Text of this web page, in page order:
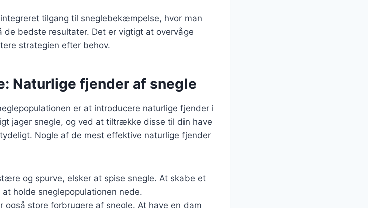
tilgang til sneglebekæmpelse, hvor man
bedste resultater. Det er vigtigt at overvåge
strategien efter behov.
Naturlige fjender af snegle
er at introducere naturlige fjender i
jager snegle, og ved at tiltrække disse til din have
Nogle af de mest effektive naturlige fjender
og spurve, elsker at spise snegle. At skabe et
holde sneglepopulationen nede.
også store forbrugere af snegle. At have en dam